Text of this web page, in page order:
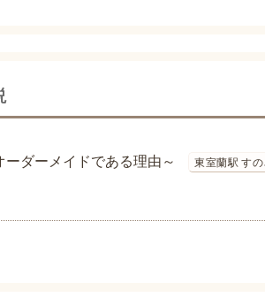
ダーメイドである理由～ 東室蘭駅 す